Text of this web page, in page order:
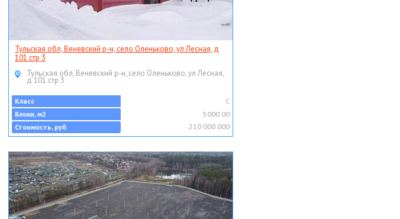
Тульская обл, Веневский р-н, село Оленьково, ул Лесная, д
101 стр 3
Тульская обл, Веневский р-н, село Оленьково, ул Лесная,
д 101 стр 3
Класс
C
Блоки, м2
5000.00
Стоимость, руб
210 000 000